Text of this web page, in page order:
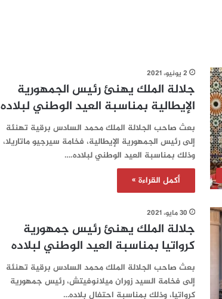
2 يونيو، 2021
جلالة الملك يهنئ رئيس الجمهورية
الإيطالية بمناسبة العيد الوطني لبلاده
بعث صاحب الجلالة الملك محمد السادس برقية تهنئة
إلى رئيس الجمهورية الإيطالية، فخامة سيرجيو ماتاريلا،
وذلك بمناسبة العيد الوطني لبلاده.…
أكمل القراءة »
30 مايو، 2021
جلالة الملك يهنئ رئيس جمهورية
كرواتيا بمناسبة العيد الوطني لبلاده
بعث صاحب الجلالة الملك محمد السادس برقية تهنئة
إلى فخامة السيد زوران ميلانوفيتش، رئيس جمهورية
كرواتيا، وذلك بمناسبة احتفال بلاده…